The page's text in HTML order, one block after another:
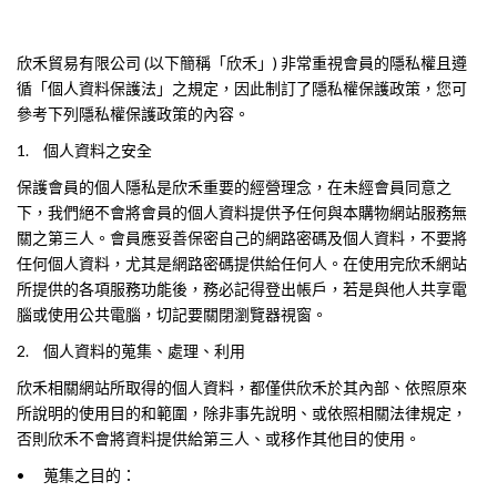
欣禾貿易有限公司 (以下簡稱「欣禾」) 非常重視會員的隱私權且遵
循「個人資料保護法」之規定，因此制訂了隱私權保護政策，您可
參考下列隱私權保護政策的內容。
1.
個人資料之安全
保護會員的個人隱私是欣禾重要的經營理念，在未經會員同意之
下，我們絕不會將會員的個人資料提供予任何與本購物網站服務無
關之第三人。會員應妥善保密自己的網路密碼及個人資料，不要將
任何個人資料，尤其是網路密碼提供給任何人。在使用完欣禾網站
所提供的各項服務功能後，務必記得登出帳戶，若是與他人共享電
腦或使用公共電腦，切記要關閉瀏覽器視窗。
2.
個人資料的蒐集、處理、利用
欣禾相關網站所取得的個人資料，都僅供欣禾於其內部、依照原來
所說明的使用目的和範圍，除非事先說明、或依照相關法律規定，
否則欣禾不會將資料提供給第三人、或移作其他目的使用。
•
蒐集之目的：